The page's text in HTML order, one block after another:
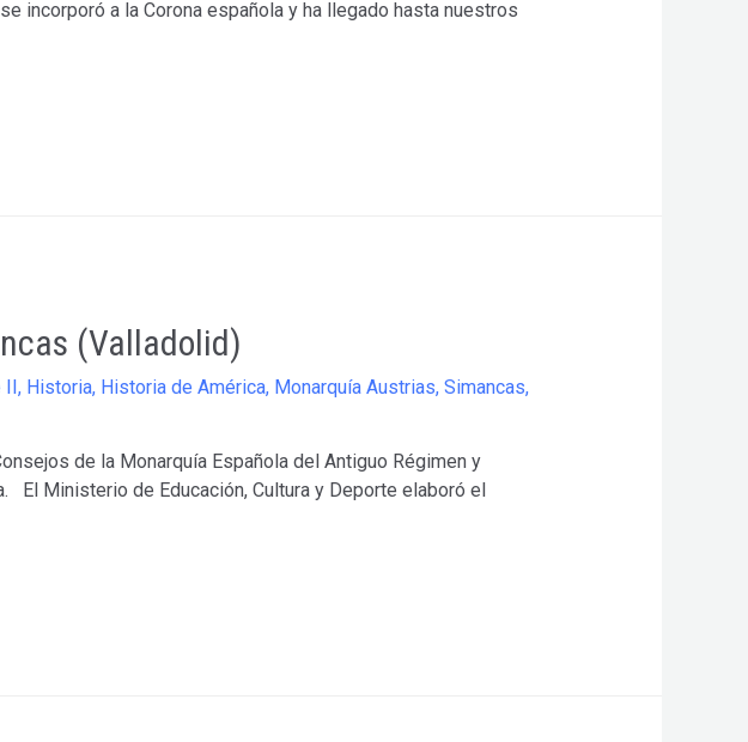
incorporó a la Corona española y ha llegado hasta nuestros
(Valladolid)
II, Historia, Historia de América, Monarquía Austrias, Simancas,
de la Monarquía Española del Antiguo Régimen y
El Ministerio de Educación, Cultura y Deporte elaboró el